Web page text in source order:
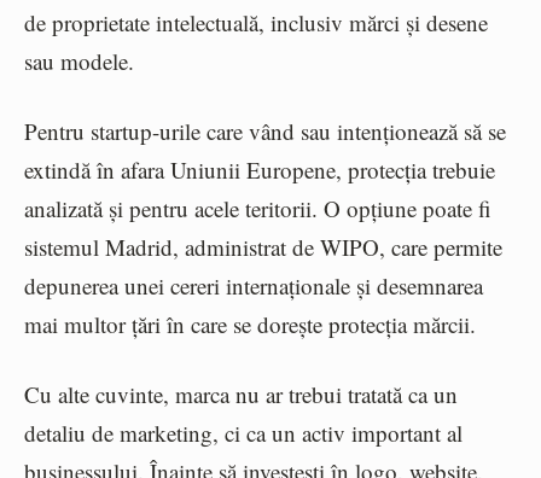
de proprietate intelectuală, inclusiv mărci și desene
sau modele.
Pentru startup-urile care vând sau intenționează să se
extindă în afara Uniunii Europene, protecția trebuie
analizată și pentru acele teritorii. O opțiune poate fi
sistemul Madrid, administrat de WIPO, care permite
depunerea unei cereri internaționale și desemnarea
mai multor țări în care se dorește protecția mărcii.
Cu alte cuvinte, marca nu ar trebui tratată ca un
detaliu de marketing, ci ca un activ important al
businessului. Înainte să investești în logo, website,